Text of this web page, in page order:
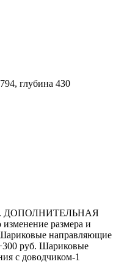
глубина 430
ДОПОЛНИТЕЛЬНАЯ
размера и
направляющие
руб. Шариковые
с доводчиком-1